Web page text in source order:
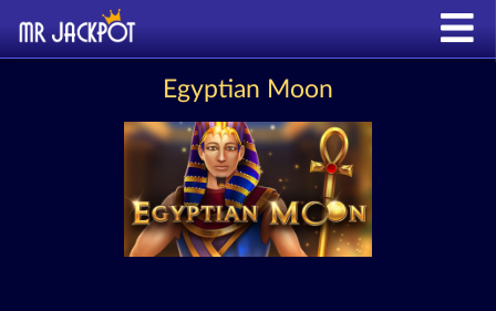
Egyptian Moon